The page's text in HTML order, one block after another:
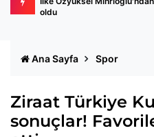
oldu
Ana Sayfa Spor
Ziraat Türkiye
sonuçlar!